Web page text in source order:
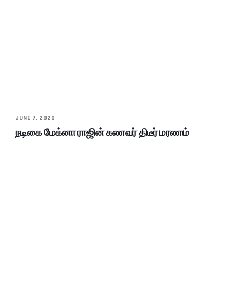
JUNE 7, 2020
நடிகை மேக்னா ராஜின் கணவர் திடீர் மரணம்